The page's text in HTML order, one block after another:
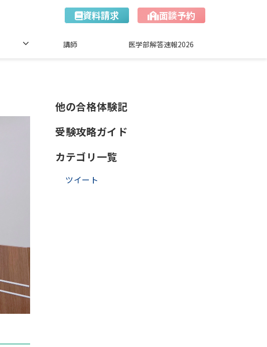
資料請求 面談予約
講師 医学部解答速報2026
他の合格体験記
受験攻略ガイド
カテゴリ一覧
ツイート